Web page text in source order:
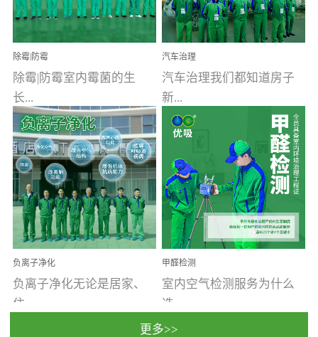
调，但也带来了以甲醛为
首的室内...
99.99%。相对于传统消毒
液来说，无...
除霉|防霉
除霉|防霉室内霉菌的生
长...
受温度、湿度、基质养
分、通风四个条件影响，
温暖潮湿、营养物质多、
通风缓慢的空间最易滋生
大量霉菌的...
汽车治理
汽车治理我们都知道房子
新...
装修完会有甲醛，其实汽
车的甲醛超标问题更为严
重。汽车的空间范围小，
配件、皮具、装饰多，这
些都是汽...
负离子净化
负离子净化无论是居家、
住...
甲醛检测
室内空气检测服务为什么
选...
更多>>